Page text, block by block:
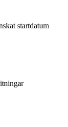
startdatum